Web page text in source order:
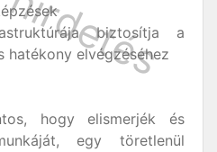
biztosítja a
hatékony elvégzéséhez
hogy elismerjék és
egy töretlenül